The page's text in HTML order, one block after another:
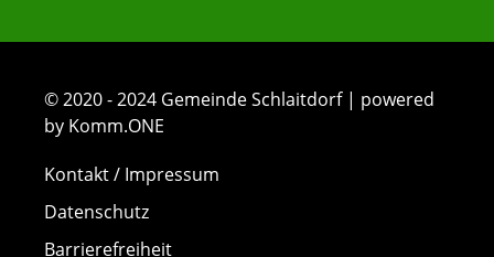
© 2020 - 2024 Gemeinde Schlaitdorf | powered
by Komm.ONE
Kontakt / Impressum
Datenschutz
Barrierefreiheit